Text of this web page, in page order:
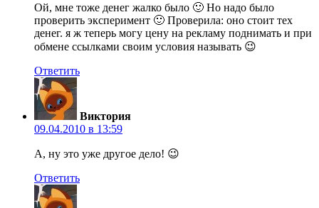
Ой, мне тоже денег жалко было 🙂 Но надо было
проверить эксперимент 🙂 Проверила: оно стоит тех
денег. я ж теперь могу цену на рекламу поднимать и при
обмене ссылками своим условия называть 😉
Ответить
Виктория
09.04.2010 в 13:59
А, ну это уже другое дело! 😉
Ответить